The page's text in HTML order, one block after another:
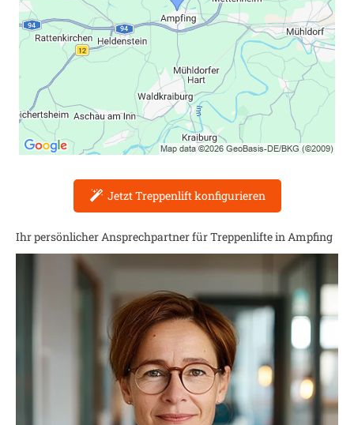
Jetzt Treppenlift konfigurieren
Ihr persönlicher Ansprechpartner für Treppenlifte inAmpfing